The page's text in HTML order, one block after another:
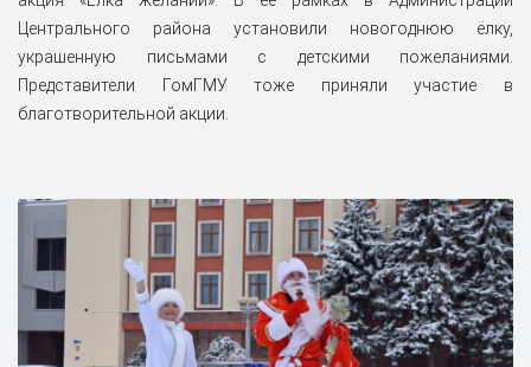
Центрального района установили новогоднюю ёлку,
украшенную письмами с детскими пожеланиями.
Представители ГомГМУ тоже приняли участие в
благотворительной акции.